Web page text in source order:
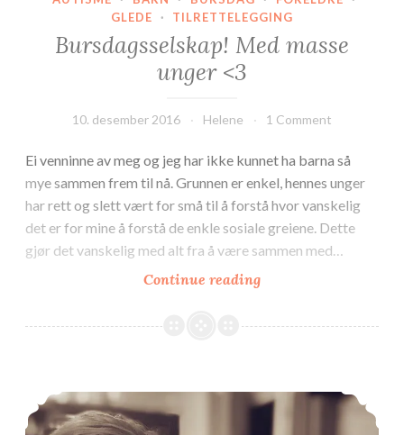
GLEDE
· TILRETTELEGGING
Bursdagsselskap! Med masse
unger <3
10. desember 2016 Helene 1 Comment
Ei venninne av meg og jeg har ikke kunnet ha barna så
mye sammen frem til nå. Grunnen er enkel, hennes unger
har rett og slett vært for små til å forstå hvor vanskelig
det er for mine å forstå de enkle sosiale greiene. Dette
gjør det vanskelig med alt fra å være sammen med…
Continue readingBursdagsselskap!
masse
Refleksjon og ettertanke <3